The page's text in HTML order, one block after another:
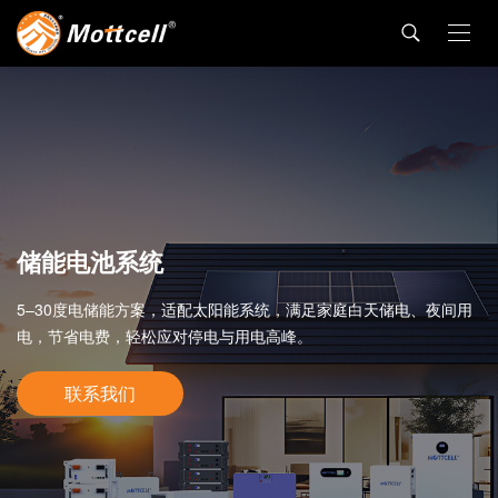
储能电池系统
5–30度电储能方案，适配太阳能系统，满足家庭白天储电、夜间用
电，节省电费，轻松应对停电与用电高峰。
联系我们